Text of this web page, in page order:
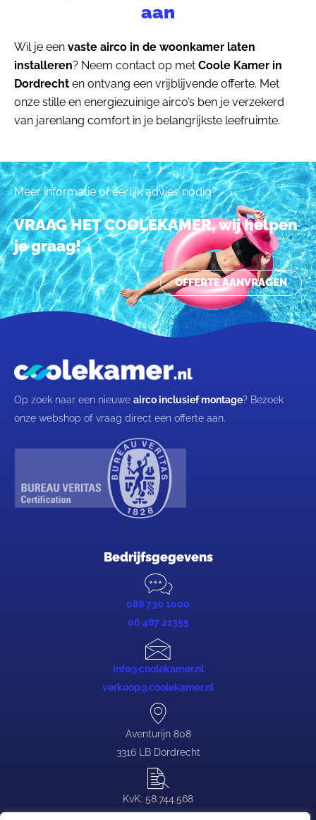
aan
Wil je een vaste airco in de woonkamer laten
installeren? Neem contact op met Coole Kamer in
Dordrecht en ontvang een vrijblijvende offerte. Met
onze stille en energiezuinige airco’s ben je verzekerd
van jarenlang comfort in je belangrijkste leefruimte.
Meer informatie of eerlijk advies nodig?
VRAAG HET COOLEKAMER, wij helpen
je graag!
OFFERTE AANVRAGEN
Op zoek naar een nieuwe airco inclusief montage? Bezoek
onze webshop of vraag direct een offerte aan.
Bedrijfsgegevens
088 730 1000
06 487 21355
info@coolekamer.nl
verkoop@coolekamer.nl
Aventurijn 808
3316 LB Dordrecht
KvK: 58.744.568